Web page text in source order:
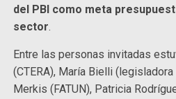
del PBI como meta
sector.
Entre las personas invitadas
(CTERA), María Bielli
Merkis (FATUN), Patricia